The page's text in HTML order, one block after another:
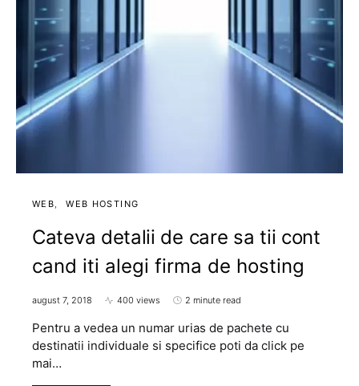
WEB WEB HOSTING
Cateva detalii de care sa tii cont
cand iti alegi firma de hosting
august 7, 2018 400 views 2 minute read
Pentru a vedea un numar urias de pachete cu
destinatii individuale si specifice poti da click pe
mai…